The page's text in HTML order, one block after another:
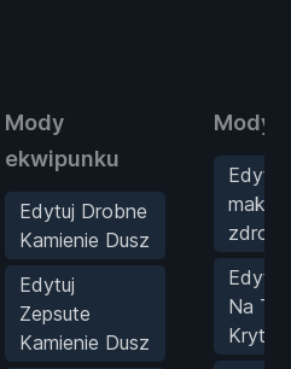
Mody
ekwipunku
Edytuj Drobne
Kamienie Dusz
Edytuj
Zepsute
Kamienie Dusz
Mody
Edytuj
Edytuj
Na